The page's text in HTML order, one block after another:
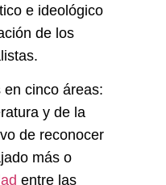
e ideológico
de los
cinco áreas:
y de la
de reconocer
más o
entre las